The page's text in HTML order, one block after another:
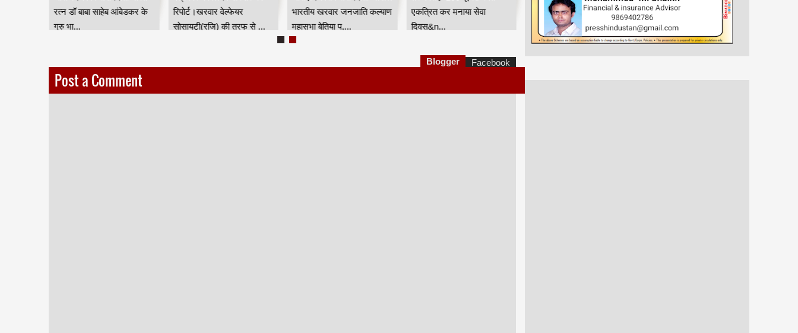
रत्न डॉ बाबा साहेब आंबेडकर के
गुरु भा...
रिपोर्ट।खरवार वेल्फेयर
सोसायटी(रजि) की तरफ से ...
भारतीय खरवार जनजाति कल्याण
महासभा बेतिया प,...
एकत्रित कर मनाया सेवा
दिवस&n...
Post a Comment
Blogger Facebook